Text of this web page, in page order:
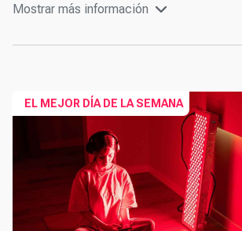
Mostrar más información
EL MEJOR DÍA DE LA SEMANA